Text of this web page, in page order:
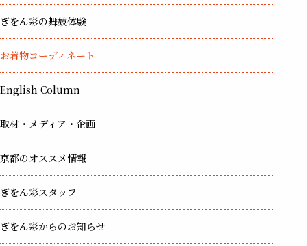
ぎをん彩の舞妓体験
お着物コーディネート
English Column
取材・メディア・企画
京都のオススメ情報
ぎをん彩スタッフ
ぎをん彩からのお知らせ